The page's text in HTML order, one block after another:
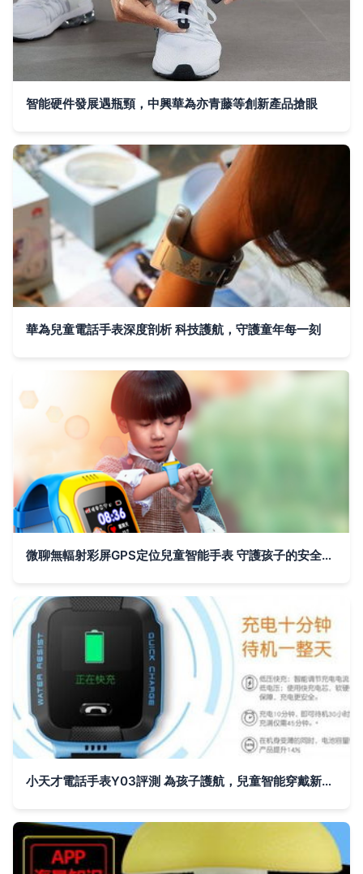
智能硬件發展遇瓶頸，中興華為亦青藤等創新產品搶眼
華為兒童電話手表深度剖析 科技護航，守護童年每一刻
微聊無輻射彩屏GPS定位兒童智能手表 守護孩子的安全與快樂
小天才電話手表Y03評測 為孩子護航，兒童智能穿戴新標桿